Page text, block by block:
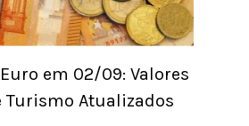
em 02/09: Valores
Turismo Atualizados